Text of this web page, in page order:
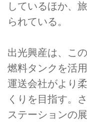
しているほか、
られている。
出光興産は、こ
燃料タンクを活
運送会社がより
くりを目指す。
ステーションの